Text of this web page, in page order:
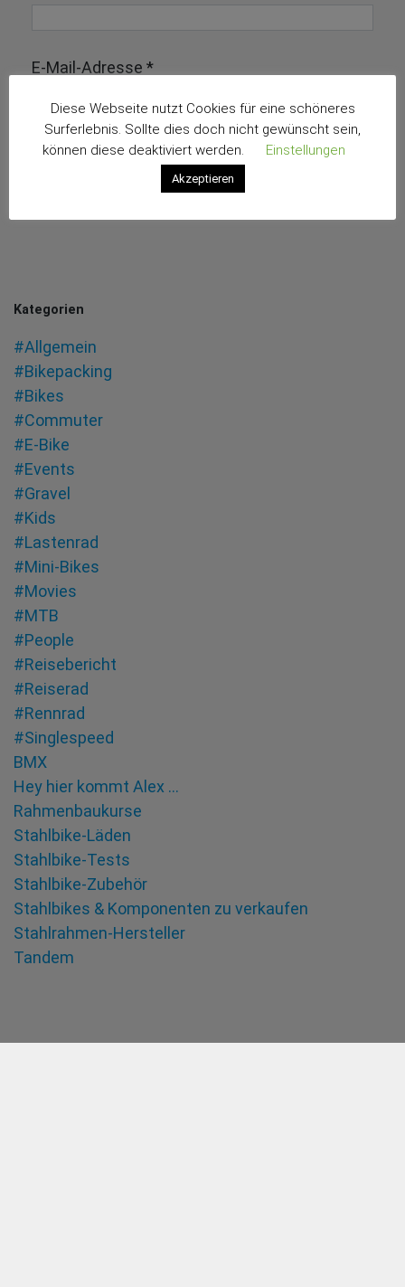
E-Mail-Adresse *
Kategorien
#Allgemein
#Bikepacking
#Bikes
#Commuter
#E-Bike
#Events
#Gravel
#Kids
#Lastenrad
#Mini-Bikes
#Movies
#MTB
#People
#Reisebericht
#Reiserad
#Rennrad
#Singlespeed
BMX
Hey hier kommt Alex …
Rahmenbaukurse
Stahlbike-Läden
Stahlbike-Tests
Stahlbike-Zubehör
Stahlbikes & Komponenten zu verkaufen
Stahlrahmen-Hersteller
Tandem
Diese Webseite nutzt Cookies für eine schöneres
Surferlebnis. Sollte dies doch nicht gewünscht sein,
können diese deaktiviert werden.
Einstellungen
Akzeptieren